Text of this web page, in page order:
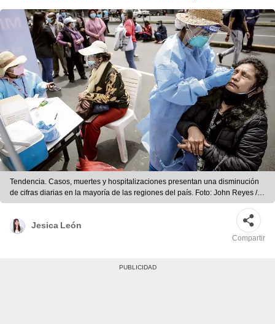
Tendencia. Casos, muertes y hospitalizaciones presentan una disminución
de cifras diarias en la mayoría de las regiones del país. Foto: John Reyes /
La República
Jesica León
Compartir